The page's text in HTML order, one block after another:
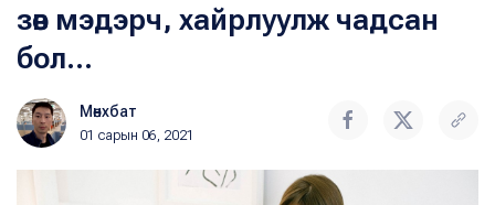
зөв мэдэрч, хайрлуулж чадсан
бол...
Мөнхбат
01 сарын 06, 2021